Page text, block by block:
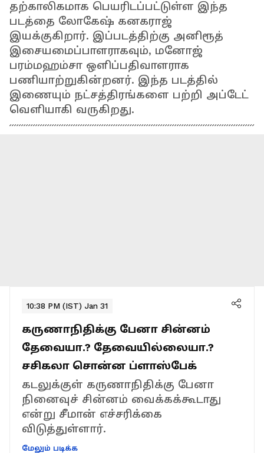
தற்காலிகமாக பெயரிடப்பட்டுள்ள இந்த
படத்தை லோகேஷ் கனகராஜ்
இயக்குகிறார். இப்படத்திற்கு அனிரூத்
இசையமைப்பாளராகவும், மனோஜ்
பரம்மஹம்சா ஒளிப்பதிவாளராக
பணியாற்றுகின்றனர். இந்த படத்தில்
இணையும் நட்சத்திரங்களை பற்றி அப்டேட்
வெளியாகி வருகிறது.
10:38 PM (IST) Jan 31
கருணாநிதிக்கு பேனா சின்னம்
தேவையா.? தேவையில்லையா.?
சசிகலா சொன்ன ப்ளாஸ்பேக்
கடலுக்குள் கருணாநிதிக்கு பேனா
நினைவுச் சின்னம் வைக்கக்கூடாது
என்று சீமான் எச்சரிக்கை
விடுத்துள்ளார்.
மேலும் படிக்க